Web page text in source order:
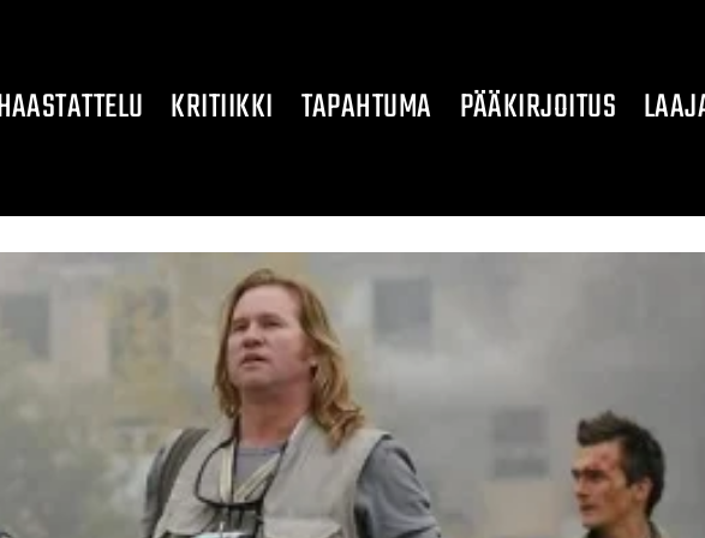
KRITIIKKI TAPAHTUMA PÄÄKIRJOITUS